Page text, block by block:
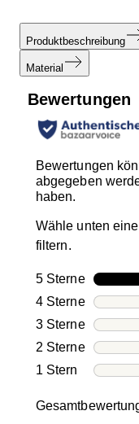
Produktbeschreibung
Material
Bewertungen
Bewertungen
abgegeben
haben.
Wähle unten
filtern.
5 SterneSterne
4 SterneSterne
3 SterneSterne
2 SterneSterne
1 Stern Sterne